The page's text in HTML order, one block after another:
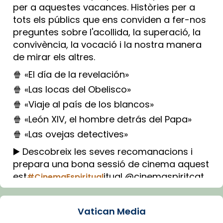
per a aquestes vacances. Històries per a
tots els públics que ens conviden a fer-nos
preguntes sobre l'acollida, la superació, la
convivència, la vocació i la nostra manera
de mirar els altres.
🍿 «El día de la revelación»
🍿 «Las locas del Obelisco»
🍿 «Viaje al país de los blancos»
🍿 «León XIV, el hombre detrás del Papa»
🍿 «Las ovejas detectives»
▶️ Descobreix les seves recomanacions i
prepara una bona sessió de cinema aquest
est#CinemaEspiritualitual @cinemaspiritcat
Imatge: Generada amb IA (OpenAI)
Vatican Media